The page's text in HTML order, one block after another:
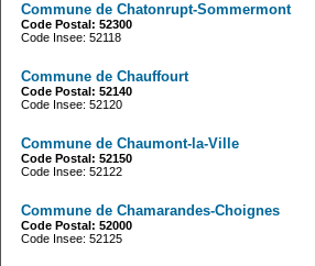
Commune de Chatonrupt-Sommermont
Code Postal: 52300
Code Insee: 52118
Commune de Chauffourt
Code Postal: 52140
Code Insee: 52120
Commune de Chaumont-la-Ville
Code Postal: 52150
Code Insee: 52122
Commune de Chamarandes-Choignes
Code Postal: 52000
Code Insee: 52125